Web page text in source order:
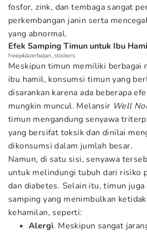
fosfor, zink, dan tembaga sangat
perkembangan janin serta
yang abnormal.
Efek Samping Timun untuk Ibu
freepik/azerbaijan_stockers
Meskipun timun memiliki berbagai
ibu hamil, konsumsi timun yang
disarankan karena ada beberapa
mungkin muncul. Melansir Well
timun mengandung senyawa
yang bersifat toksik dan dinilai
dikonsumsi dalam jumlah besar.
Namun, di satu sisi, senyawa
untuk melindungi tubuh dari risiko
dan diabetes. Selain itu, timun
samping yang menimbulkan
kehamilan, seperti:
Alergi. Meskipun sangat